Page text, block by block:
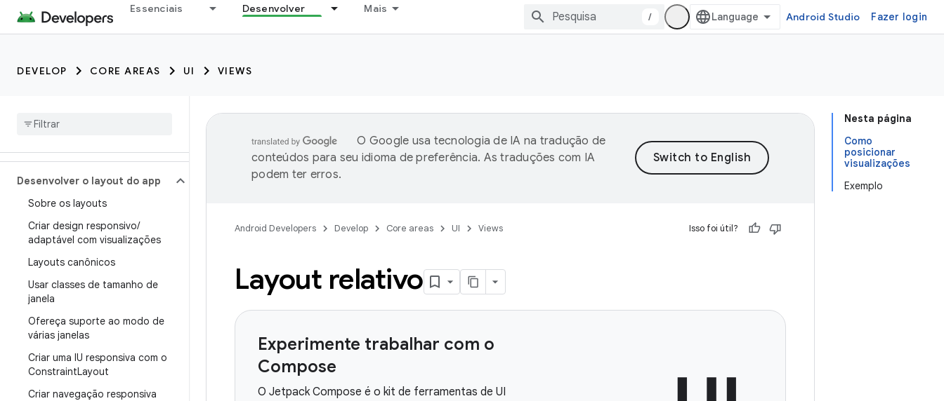
Essenciais Desenvolver Mais
/ Android Studio Fazer login
DEVELOP CORE AREAS UI VIEWS
Desenvolver o layout do app
Sobre os layouts
Criar design responsivo/
adaptável com visualizações
Layouts canônicos
Usar classes de tamanho de
janela
Ofereça suporte ao modo de
várias janelas
Criar uma IU responsiva com o
ConstraintLayout
Criar navegação responsiva
Nesta página
Como
posicionar
visualizações
Exemplo
O Google usa tecnologia de IA na tradução de
conteúdos para seu idioma de preferência. As traduções com IA
podem ter erros.
Android Developers Develop Core areas UI Views Isso foi útil?
Layout relativo
Experimente trabalhar com o
Compose
O Jetpack Compose é o kit de ferramentas de UI